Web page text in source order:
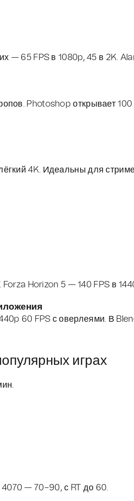
— 65 FPS в 1080p, 45 в 2K.
Photoshop открывает
4K. Идеальны для
Forza Horizon 5 — 140 FPS в
60 FPS с оверлеями. В
играх
— 70–90, с RT до 60.